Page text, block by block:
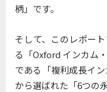
柄」です。
そして、このレポー
る「Oxford インカム
である「複利成長イ
から選ばれた「6つの